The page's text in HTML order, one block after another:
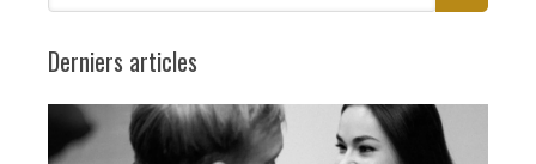
Derniers articles